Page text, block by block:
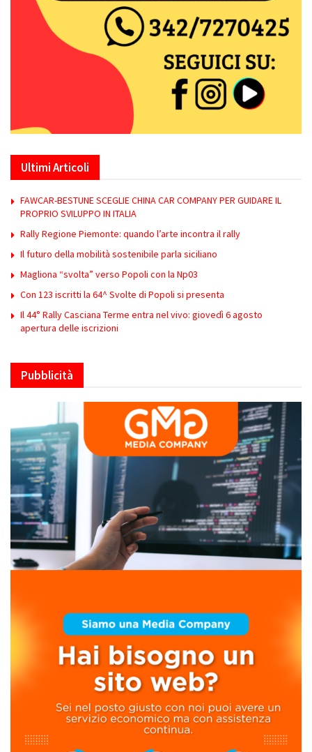
Ultimi Articoli
FAWCAR-BESTUNE SCEGLIE CHINA CAR COMPANY PER GUIDARE IL
PROPRIO SVILUPPO IN ITALIA
Rally Regione Piemonte: quando l’arte incontra il rally
Il futuro della mobilità sostenibile parla siciliano
Magliona “svolta” verso Popoli con la Np03
Con 123 iscritti la 64^ Svolte di Popoli si presenta
Il 44° Rally Casciana Terme entra nel vivo: giovedì 6 agosto
apertura delle iscrizioni
Pubblicità